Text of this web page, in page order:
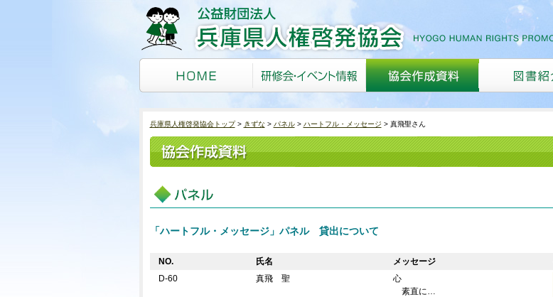
兵庫県人権啓発協会トップ きずな パネル ハートフル・メッセージ 真飛聖さん
「ハートフル・メッセージ」パネル 貸出について
NO. 氏名 メッセージ
D-60
真飛 聖
心
素直に…